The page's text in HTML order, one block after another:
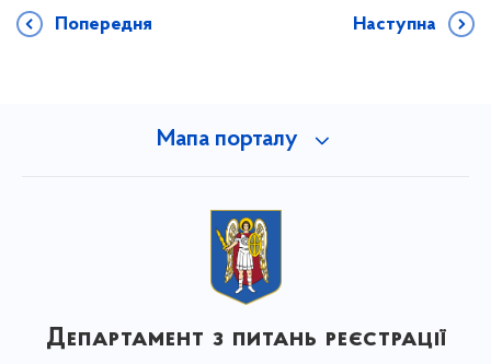
Попередня Наступна
Мапа порталу
Департамент з питань реєстрації